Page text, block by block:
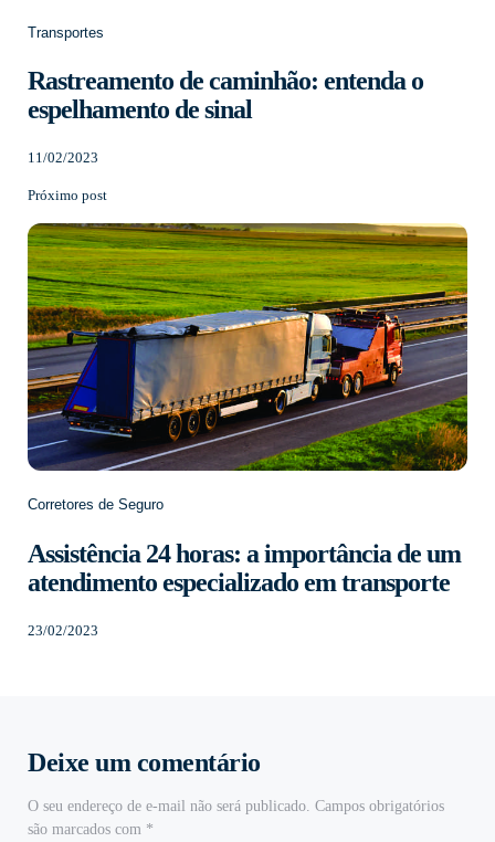
Transportes
Rastreamento de caminhão: entenda o
espelhamento de sinal
11/02/2023
Próximo post
Corretores de Seguro
Assistência 24 horas: a importância de um
atendimento especializado em transporte
23/02/2023
Deixe um comentário
O seu endereço de e-mail não será publicado. Campos obrigatórios
são marcados com *